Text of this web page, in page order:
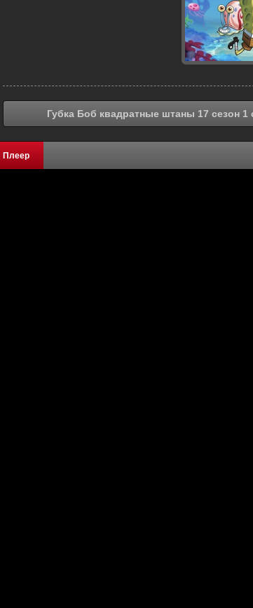
Губка Боб квадратные штаны 17 сезон
Плеер